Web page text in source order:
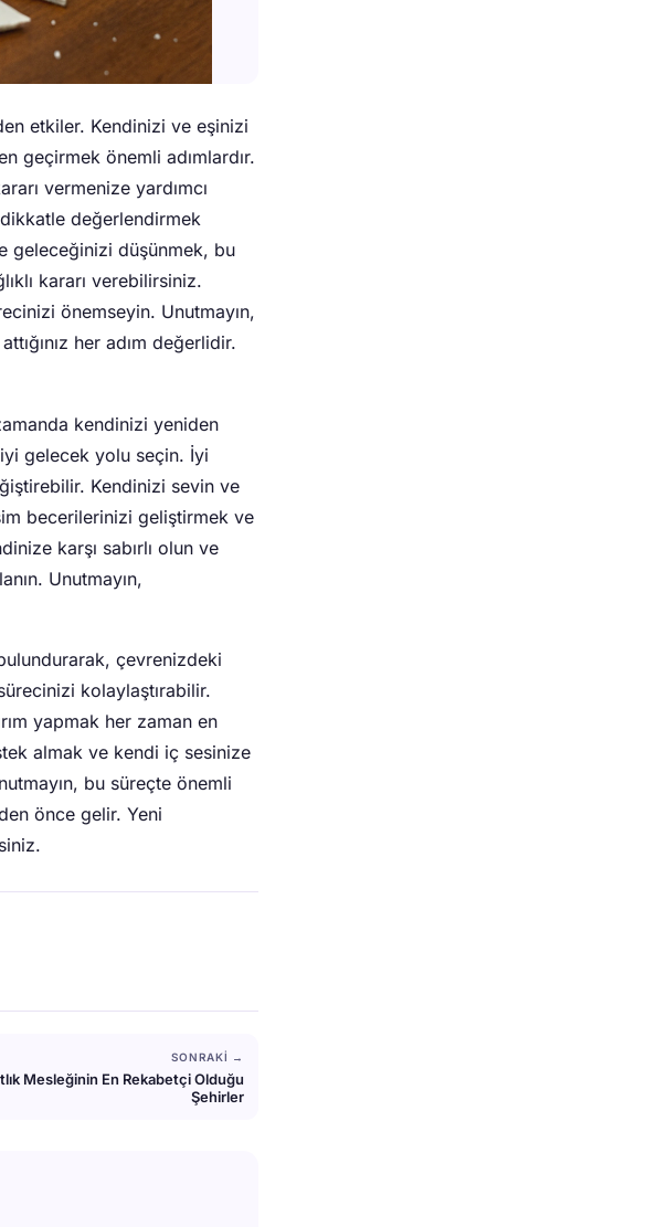
etkiler. Kendinizi ve eşinizi
geçirmek önemli adımlardır.
vermenize yardımcı
dikkatle değerlendirmek
geleceğinizi düşünmek, bu
kararı verebilirsiniz.
önemseyin. Unutmayın,
her adım değerlidir.
kendinizi yeniden
gelecek yolu seçin. İyi
Kendinizi sevin ve
becerilerinizi geliştirmek ve
karşı sabırlı olun ve
Unutmayın,
çevrenizdeki
kolaylaştırabilir.
yapmak her zaman en
almak ve kendi iç sesinize
bu süreçte önemli
önce gelir. Yeni
SONRAKI →
Mesleğinin En Rekabetçi Olduğu
Şehirler